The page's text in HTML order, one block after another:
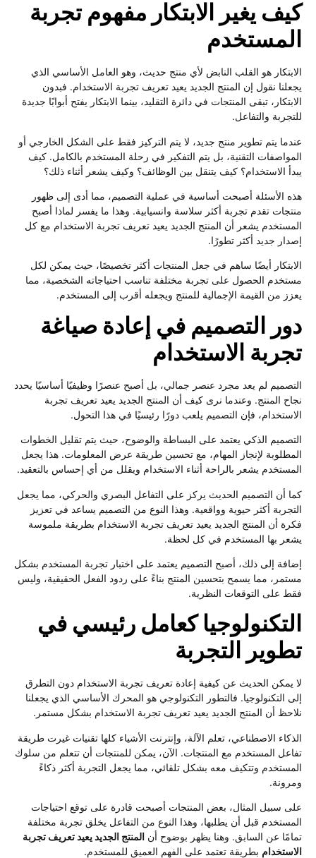
كيف يغير الابتكار مفهوم تجربة
المستخدم
الابتكار هو القلب النابض لأي منتج حديث، وهو العامل الأساسي الذي
يجعلنا نقول إن المنتج الجديد يعيد تعريف تجربة الاستخدام. فبدون
الابتكار، تبقى المنتجات في دائرة التقليد، بينما الابتكار يفتح أبوابًا جديدة
للتجربة والتفاعل.
عندما يتم تطوير منتج جديد، لا يتم التركيز فقط على الشكل الخارجي أو
المواصفات التقنية، بل يتم التفكير في رحلة المستخدم بالكامل. كيف
يبدأ الاستخدام؟ كيف يتنقل بين الوظائف؟ وكيف يشعر أثناء ذلك؟
هذه الأسئلة أصبحت أساسية في عملية التصميم، مما أدى إلى ظهور
منتجات تقدم تجربة أكثر سلاسة وانسيابية. وهذا ما يفسر لماذا أصبح
المستخدم يشعر أن المنتج الجديد يعيد تعريف تجربة الاستخدام مع كل
إصدار جديد أكثر تطورًا.
الابتكار أيضًا ساهم في جعل المنتجات أكثر تخصيصًا، حيث يمكن لكل
مستخدم الحصول على تجربة مختلفة تناسب احتياجاته الشخصية، مما
يعزز من القيمة الإجمالية للمنتج ويجعله أقرب إلى المستخدم.
دور التصميم في إعادة صياغة
تجربة الاستخدام
التصميم لم يعد مجرد عنصر جمالي، بل أصبح عنصرًا وظيفيًا أساسيًا يحدد
نجاح المنتج. وعندما نرى كيف أن المنتج الجديد يعيد تعريف تجربة
الاستخدام، فإن التصميم يلعب دورًا رئيسيًا في هذا التحول.
التصميم الذكي يعتمد على البساطة والوضوح، حيث يتم تقليل الخطوات
المطلوبة لإنجاز المهام، مع تحسين طريقة عرض المعلومات. هذا يجعل
المستخدم يشعر بالراحة أثناء الاستخدام ويقلل من أي إحساس بالتعقيد.
كما أن التصميم الحديث يركز على التفاعل البصري والحركي، مما يجعل
التجربة أكثر حيوية وواقعية. وهذا النوع من التصميم يساعد في تعزيز
فكرة أن المنتج الجديد يعيد تعريف تجربة الاستخدام بطريقة ملموسة
يشعر بها المستخدم في كل لحظة.
إضافة إلى ذلك، أصبح التصميم يعتمد على اختبار تجربة المستخدم بشكل
مستمر، مما يسمح بتحسين المنتج بناءً على ردود الفعل الحقيقية، وليس
فقط على التوقعات النظرية.
التكنولوجيا كعامل رئيسي في
تطوير التجربة
لا يمكن الحديث عن كيفية إعادة تعريف تجربة الاستخدام دون التطرق
إلى التكنولوجيا. فالتطور التكنولوجي هو المحرك الأساسي الذي يجعلنا
نلاحظ أن المنتج الجديد يعيد تعريف تجربة الاستخدام بشكل مستمر.
الذكاء الاصطناعي، تعلم الآلة، وإنترنت الأشياء كلها تقنيات غيرت طريقة
تفاعل المستخدم مع المنتجات. الآن، يمكن للمنتجات أن تتعلم من سلوك
المستخدم وتتكيف معه بشكل تلقائي، مما يجعل التجربة أكثر ذكاءً
ومرونة.
على سبيل المثال، بعض المنتجات أصبحت قادرة على توقع احتياجات
المستخدم قبل أن يطلبها، وهذا النوع من التفاعل يخلق تجربة مختلفة
تمامًا عن السابق. وهنا يظهر بوضوح أن المنتج الجديد يعيد تعريف تجربة
الاستخدام بطريقة تعتمد على الفهم العميق للمستخدم.